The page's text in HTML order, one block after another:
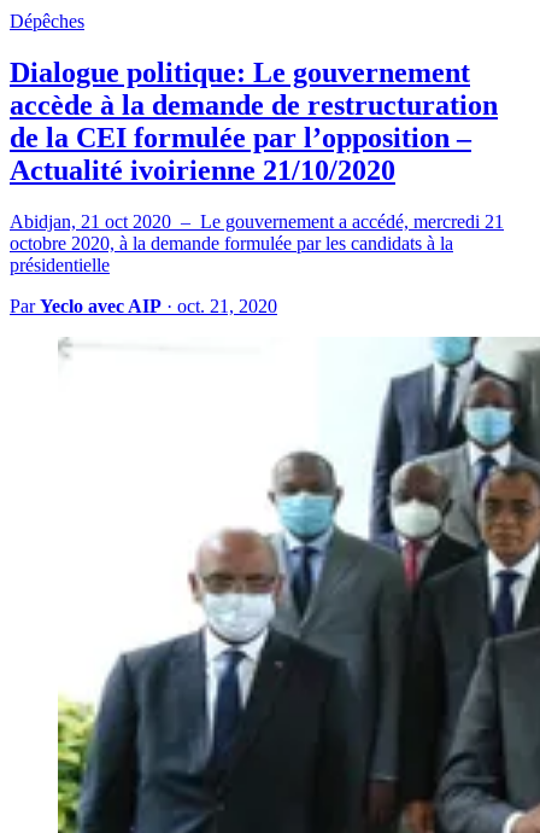
Dépêches
Dialogue politique: Le gouvernement
accède à la demande de restructuration
de la CEI formulée par l’opposition –
Actualité ivoirienne 21/10/2020
Abidjan, 21 oct 2020 – Le gouvernement a accédé, mercredi 21
octobre 2020, à la demande formulée par les candidats à la
présidentielle
ParYeclo avec AIP · oct. 21, 2020